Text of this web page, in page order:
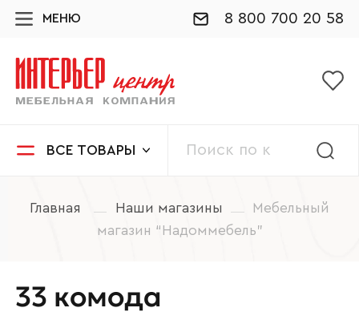
МЕНЮ 8 800 700 20 58
ВСЕ ТОВАРЫ
Главная Наши магазины
Мебельный
магазин “Надоммебель”
33 комода